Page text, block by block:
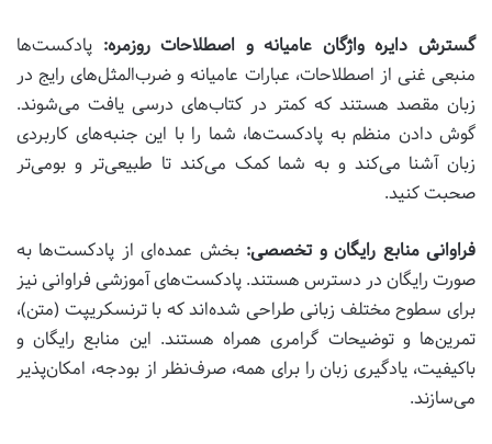
گسترش دایره واژگان عامیانه و اصطلاحات روزمره: پادکست‌ها
منبعی غنی از اصطلاحات، عبارات عامیانه و ضرب‌المثل‌های رایج در
زبان مقصد هستند که کمتر در کتاب‌های درسی یافت می‌شوند.
گوش دادن منظم به پادکست‌ها، شما را با این جنبه‌های کاربردی
زبان آشنا می‌کند و به شما کمک می‌کند تا طبیعی‌تر و بومی‌تر
صحبت کنید.
فراوانی منابع رایگان و تخصصی: بخش عمده‌ای از پادکست‌ها به
صورت رایگان در دسترس هستند. پادکست‌های آموزشی فراوانی نیز
برای سطوح مختلف زبانی طراحی شده‌اند که با ترنسکریپت (متن)،
تمرین‌ها و توضیحات گرامری همراه هستند. این منابع رایگان و
باکیفیت، یادگیری زبان را برای همه، صرف‌نظر از بودجه، امکان‌پذیر
می‌سازند.